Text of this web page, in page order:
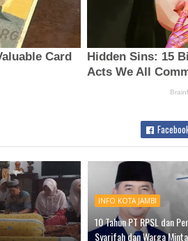
INFO KOTA JAMBI
10 Tahun PT RPSL dan
Syarifah dan Warga